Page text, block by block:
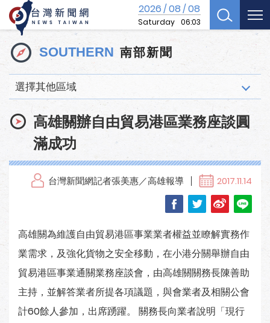
2026/08/08
Saturday 06:03
SOUTHERN 南部新聞
選擇其他區域
高雄關辦自由貿易港區業務座談圓
滿成功
台灣新聞網記者張美惠／高雄報導 2017.11.14
高雄關為維護自由貿易港區事業業者權益並瞭解實務作
業需求，及強化貨物之安全移動，在小港分關舉辦自由
貿易港區事業通關業務座談會，由高雄關關務長陳善助
主持，並解答業者所提各項議題，與會業者及相關公會
計60餘人參加，出席踴躍。 關務長向業者說明「現行